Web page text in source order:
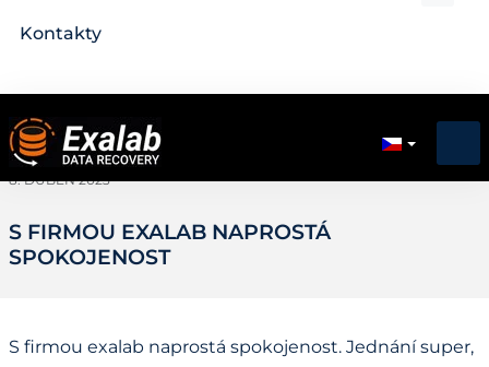
Kontakty
8. DUBEN 2023
S FIRMOU EXALAB NAPROSTÁ
SPOKOJENOST
S firmou exalab naprostá spokojenost. Jednání super,